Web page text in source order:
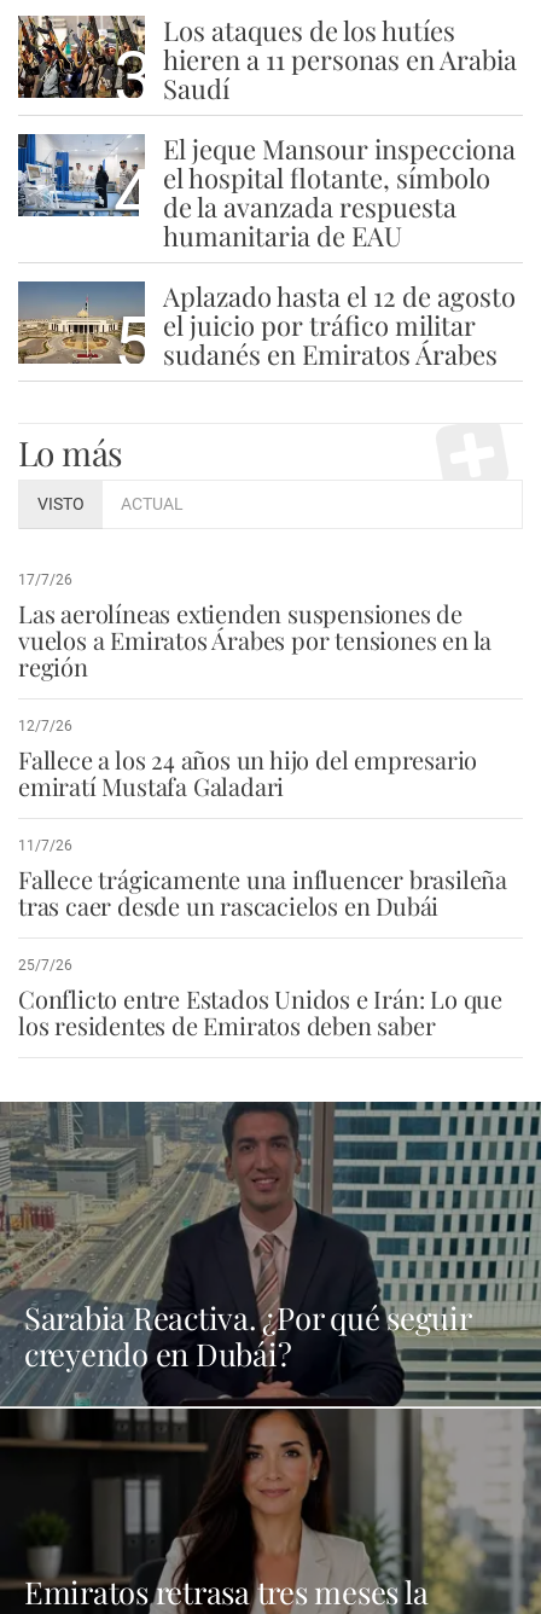
3
Los ataques de los hutíes
hieren a 11 personas en Arabia
Saudí
4
El jeque Mansour inspecciona
el hospital flotante, símbolo
de la avanzada respuesta
humanitaria de EAU
5
Aplazado hasta el 12 de agosto
el juicio por tráfico militar
sudanés en Emiratos Árabes
Lo más
VISTO ACTUAL
17/7/26
Las aerolíneas extienden suspensiones de
vuelos a Emiratos Árabes por tensiones en la
región
12/7/26
Fallece a los 24 años un hijo del empresario
emiratí Mustafa Galadari
11/7/26
Fallece trágicamente una influencer brasileña
tras caer desde un rascacielos en Dubái
25/7/26
Conflicto entre Estados Unidos e Irán: Lo que
los residentes de Emiratos deben saber
Sarabia Reactiva. ¿Por qué seguir
creyendo en Dubái?
Emiratos retrasa tres meses la